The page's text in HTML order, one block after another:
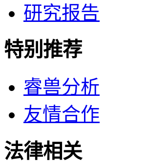
研究报告
特别推荐
睿兽分析
友情合作
法律相关